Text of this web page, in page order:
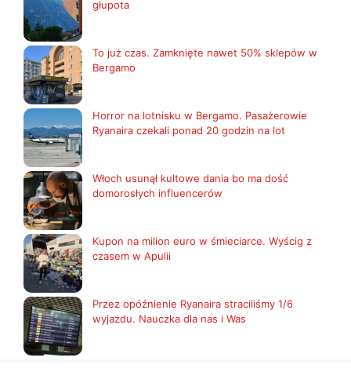
głupota
To już czas. Zamknięte nawet 50% sklepów w
Bergamo
Horror na lotnisku w Bergamo. Pasażerowie
Ryanaira czekali ponad 20 godzin na lot
Włoch usunął kultowe dania bo ma dość
domorosłych influencerów
Kupon na milion euro w śmieciarce. Wyścig z
czasem w Apulii
Przez opóźnienie Ryanaira straciliśmy 1/6
wyjazdu. Nauczka dla nas i Was